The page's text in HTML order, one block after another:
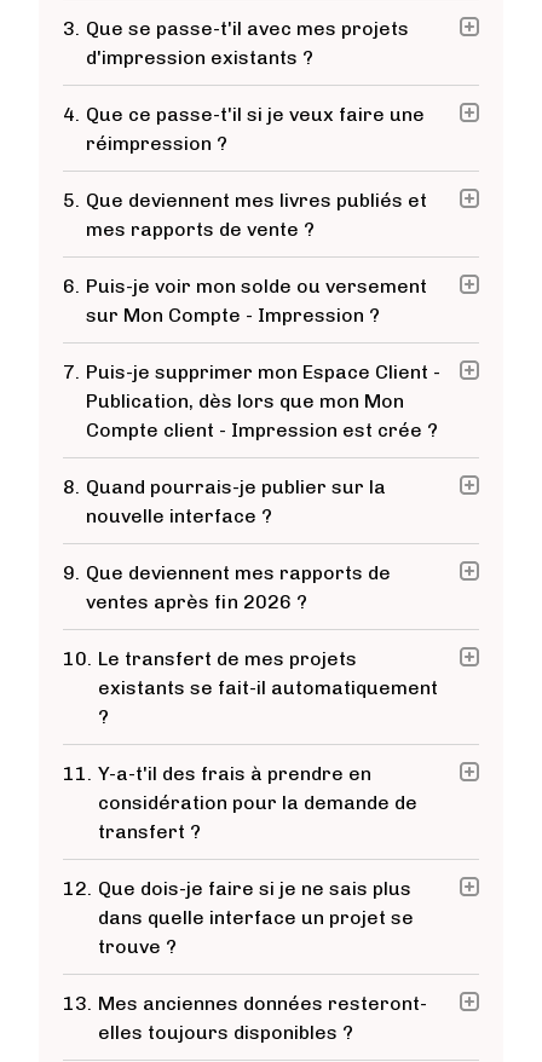
3. Que se passe-t'il avec mes projets
d'impression existants ?
4. Que ce passe-t'il si je veux faire une
réimpression ?
5. Que deviennent mes livres publiés et
mes rapports de vente ?
6. Puis-je voir mon solde ou versement
sur Mon Compte - Impression ?
7. Puis-je supprimer mon Espace Client -
Publication, dès lors que mon Mon
Compte client - Impression est crée ?
8. Quand pourrais-je publier sur la
nouvelle interface ?
9. Que deviennent mes rapports de
ventes après fin 2026 ?
10. Le transfert de mes projets
existants se fait-il automatiquement
?
11. Y-a-t'il des frais à prendre en
considération pour la demande de
transfert ?
12. Que dois-je faire si je ne sais plus
dans quelle interface un projet se
trouve ?
13. Mes anciennes données resteront-
elles toujours disponibles ?